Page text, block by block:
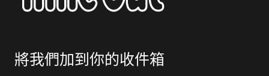
將我們加到你的收件箱